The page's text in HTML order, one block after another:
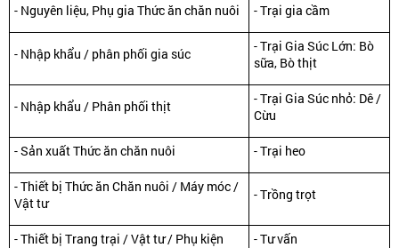
- Nguyên liệu, Phụ gia Thức ăn chăn nuôi - Trại gia cầm
- Nhập khẩu / phân phối gia súc
- Trại Gia Súc Lớn: Bò
sữa, Bò thịt
- Nhập khẩu / Phân phối thịt
- Trại Gia Súc nhỏ: Dê /
Cừu
- Sản xuất Thức ăn chăn nuôi - Trại heo
- Thiết bị Thức ăn Chăn nuôi / Máy móc /
Vật tư
- Trồng trọt
- Thiết bị Trang trại / Vật tư / Phụ kiện - Tư vấn